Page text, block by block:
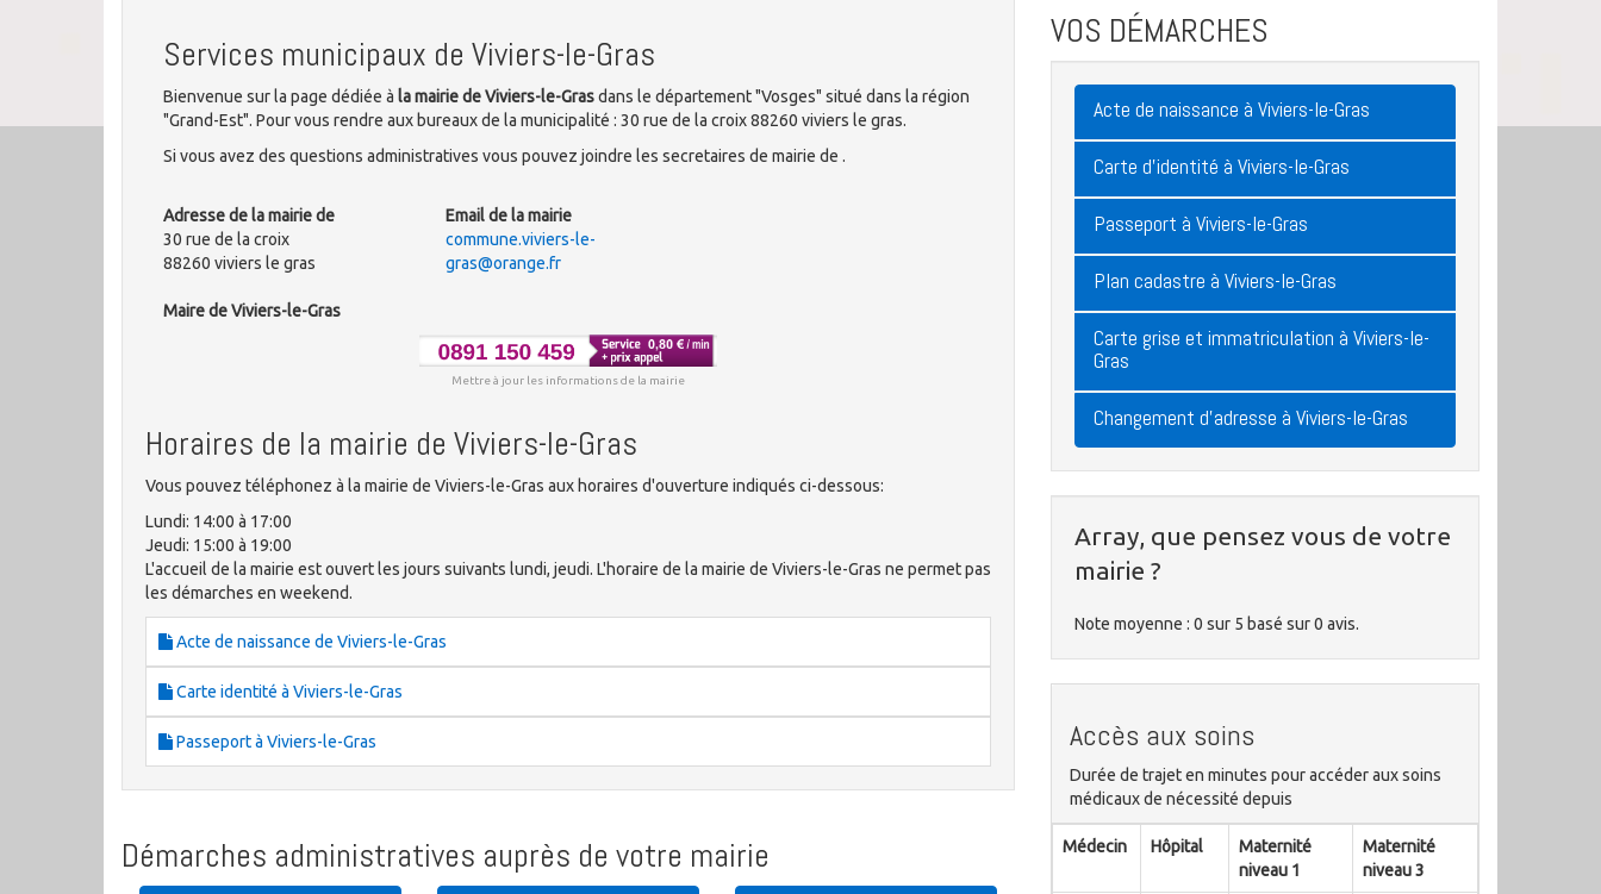
Services municipaux de Viviers-le-Gras
Bienvenue sur la page dédiée à la mairie de Viviers-le-Grasdans le département "Vosges" situé dans la région
"Grand-Est". Pour vous rendre aux bureaux de la municipalité : 30 rue de la croix 88260 viviers le gras.
Si vous avez des questions administratives vous pouvez joindre les secretaires de mairie de .
Adresse de la mairie de
30 rue de la croix
88260 viviers le gras
Maire de Viviers-le-Gras
Email de la mairie
commune.viviers-le-
gras@orange.fr
Mettre à jour les informations de la mairie
Horaires de la mairie de Viviers-le-Gras
Vous pouvez téléphonez à la mairie de Viviers-le-Gras aux horaires d'ouverture indiqués ci-dessous:
Lundi: 14:00 à 17:00
Jeudi: 15:00 à 19:00
L'accueil de la mairie est ouvert les jours suivants lundi, jeudi. L'horaire de la mairie de Viviers-le-Gras ne permet pas
les démarches en weekend.
Acte de naissance de Viviers-le-Gras
Carte identité à Viviers-le-Gras
Passeport à Viviers-le-Gras
Démarches administratives auprès de votre mairie
VOS DÉMARCHES
Acte de naissance à Viviers-le-Gras
Carte d'identité à Viviers-le-Gras
Passeport à Viviers-le-Gras
Plan cadastre à Viviers-le-Gras
Carte grise et immatriculation à Viviers-le-
Gras
Changement d'adresse à Viviers-le-Gras
Array, que pensez vous de votre
mairie ?
Note moyenne : 0 sur 5 basé sur0 avis.
Accès aux soins
Durée de trajet en minutes pour accéder aux soins
médicaux de nécessité depuis
Médecin Hôpital
Maternité
niveau 1
Maternité
niveau 3